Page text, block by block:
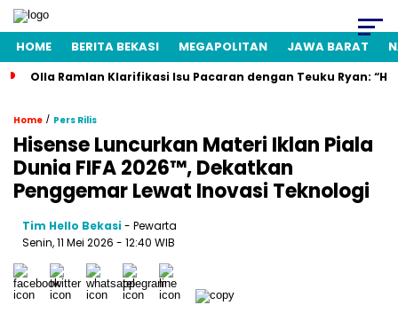
HOME BERITA BEKASI MEGAPOLITAN JAWA BARAT
Olla Ramlan Klarifikasi Isu Pacaran dengan Teuku Ryan:
Home / Pers Rilis
Hisense Luncurkan Materi Iklan Piala
Dunia FIFA 2026™, Dekatkan
Penggemar Lewat Inovasi Teknologi
Tim Hello Bekasi- Pewarta
Senin, 11 Mei 2026 - 12:40 WIB